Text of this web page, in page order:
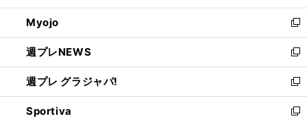
開
く
ウ
で
開
く
ン
ド
ウ
で
開
く
ウ
ィ
ン
ド
ウ
で
開
く
Myojo
新
し
い
ウ
ィ
ン
ド
週プレNEWS
新
し
い
ウ
ィ
週プレ グラジャパ!
新
し
い
Sportiva
新